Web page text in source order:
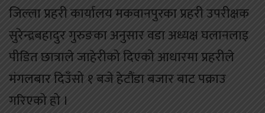
जिल्ला प्रहरी कार्यालय मकवानपुरका प्रहरी उपरीक्षक
सुरेन्द्रबहादुर गुरुङका अनुसार वडा अध्यक्ष घलानलाइ
पीडित छात्राले जाहेरीको दिएको आधारमा प्रहरीले
मंगलबार दिउँसो १ बजे हेटौंडा बजार बाट पक्राउ
गरिएको हो ।